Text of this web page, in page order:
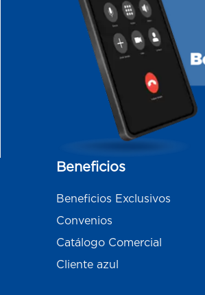
Beneficios
Beneficios Exclusivos
Convenios
Catálogo Comercial
Cliente azul